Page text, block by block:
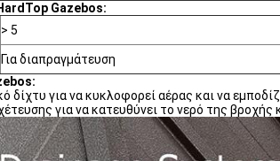
Gazebos:
> 5
Για διαπραγμάτευση
δίχτυ για να κυκλοφορεί αέρας και να
για να κατευθύνει το νερό της βροχής